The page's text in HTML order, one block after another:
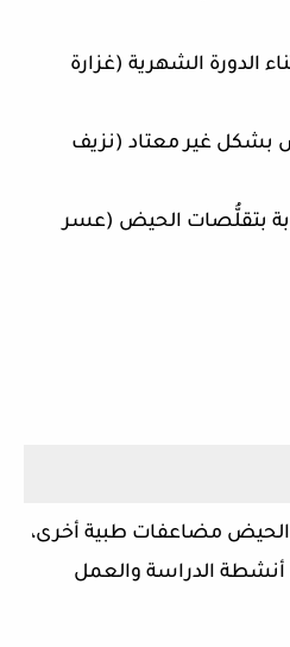
الدورة الشهرية (غزارة
بشكل غير معتاد (نزيف
بتقلُّصات الحيض (عسر
الحيض مضاعفات طبية أخرى،
أنشطة الدراسة والعمل